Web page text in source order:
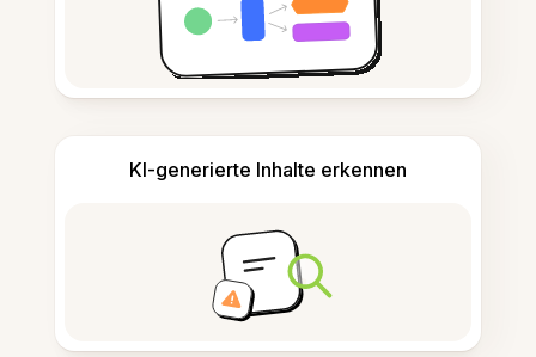
KI-generierte Inhalte erkennen